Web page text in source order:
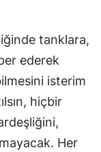
tanklara,
ederek
isterim
hiçbir
Her